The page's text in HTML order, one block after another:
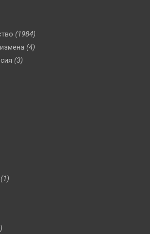
(1984)
(4)
(3)
(1)